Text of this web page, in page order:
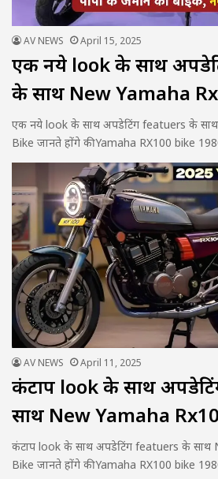
AV NEWS April 15, 2025
एक नये look के साथ
के साथ New Yamaha
एक नये look के साथ अपडेटिंग featuers के
Bike जानते होंगे की Yamaha RX100 bike
AV NEWS April 11, 2025
कंटाप look के साथ
साथ New Yamaha
कंटाप look के साथ अपडेटिंग featuers के साथ
Bike जानते होंगे की Yamaha RX100 bike